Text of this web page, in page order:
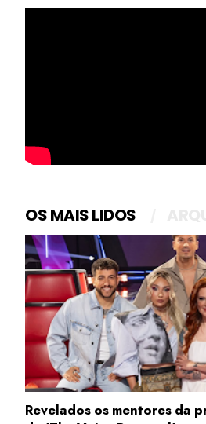
OS MAIS LIDOS
Revelados os mentores da